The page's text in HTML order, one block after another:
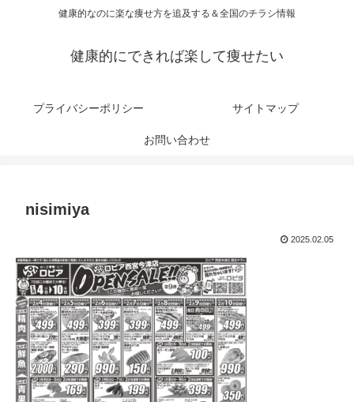
健康的なのに楽な痩せ方を追及する＆全国のチラシ情報
健康的にできれば楽して痩せたい
プライバシーポリシー サイトマップ
お問い合わせ
nisimiya
2025.02.05